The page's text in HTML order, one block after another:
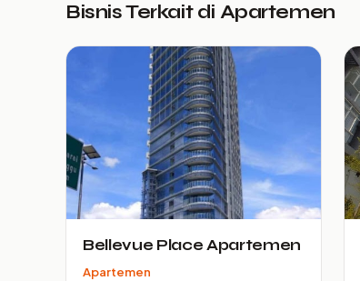
Bisnis Terkait di Apartemen
Bellevue Place Apartemen
Apartemen